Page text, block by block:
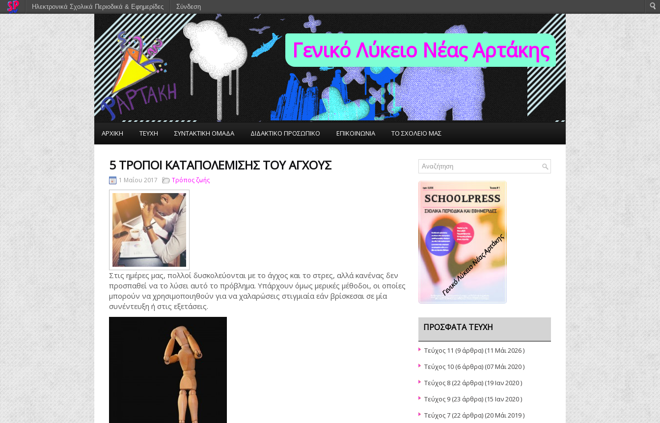
Γενικό Λύκειο Νέας Αρτάκης
ΑΡΧΙΚΗ ΤΕΥΧΗ ΣΥΝΤΑΚΤΙΚΗ ΟΜΑΔΑ ΔΙΔΑΚΤΙΚΟ ΠΡΟΣΩΠΙΚΟ ΕΠΙΚΟΙΝΩΝΙΑ ΤΟ ΣΧΟΛΕΙΟ ΜΑΣ
5 ΤΡΌΠΟΙ ΚΑΤΑΠΟΛΈΜΙΣΗΣ ΤΟΥ ΆΓΧΟΥΣ
1 Μαΐου 2017 Τρόπος ζωής
Στις ημέρες μας, πολλοί δυσκολεύονται με το άγχος και το στρες, αλλά κανένας δεν
προσπαθεί να το λύσει αυτό το πρόβλημα. Υπάρχουν όμως μερικές μέθοδοι, οι οποίες
μπορούν να χρησιμοποιηθούν για να χαλαρώσεις στιγμιαία εάν βρίσκεσαι σε μία
συνέντευξη ή στις εξετάσεις.
Γενικό Λύκειο Νέας Αρτάκης
ΠΡΌΣΦΑΤΑ ΤΕΎΧΗ
Τεύχος 11 (9 άρθρα) (11 Μάι 2026 )
Τεύχος 10 (6 άρθρα) (07 Μάι 2020 )
Τεύχος 8 (22 άρθρα) (19 Ιαν 2020 )
Τεύχος 9 (23 άρθρα) (15 Ιαν 2020 )
Τεύχος 7 (22 άρθρα) (20 Μάι 2019 )
Ηλεκτρονικά Σχολικά Περιοδικά & Εφημερίδες Σύνδεση